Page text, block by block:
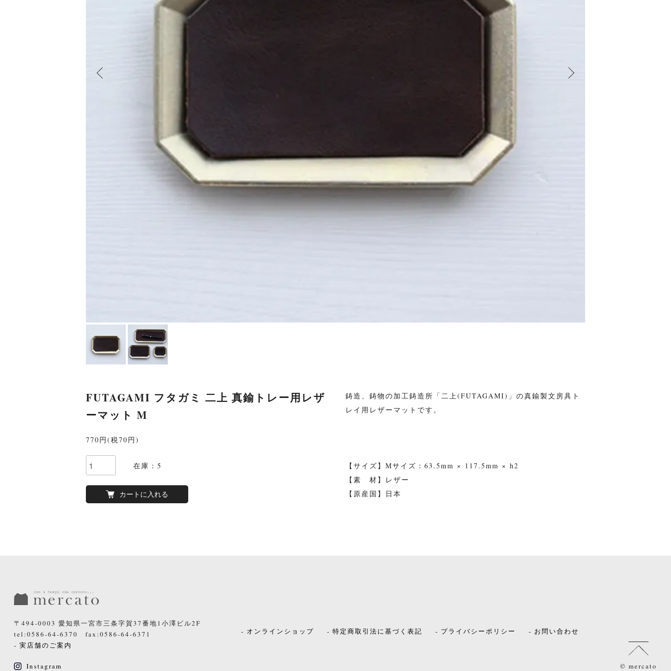
FUTAGAMI フタガミ 二上 真鍮トレー用レザ
ーマット M
770円(税70円)
在庫：5
カートに入れる
鋳造、鋳物の加工鋳造所「二上(FUTAGAMI)」の真鍮製文房具ト
レイ用レザーマットです。
【サイズ】Mサイズ：63.5mm × 117.5mm × h2
【素 材】レザー
【原産国】日本
〒494-0003 愛知県一宮市三条字賀37番地1小澤ビル2F
tel:0586-64-6370 fax:0586-64-6371
- 実店舗のご案内
Instagram
- オンラインショップ - 特定商取引法に基づく表記 - プライバシーポリシー - お問い合わせ
© mercato